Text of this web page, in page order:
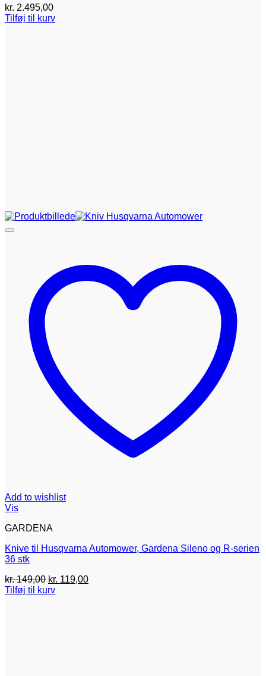
kr. 2.495,00
Tilføj til kurv
Add to wishlist
Vis
GARDENA
Knive til Husqvarna Automower, Gardena Sileno og R-serien
36 stk
kr.149,00 Den
oprindelige
kr. 119,00Den
Tilføj til kurv